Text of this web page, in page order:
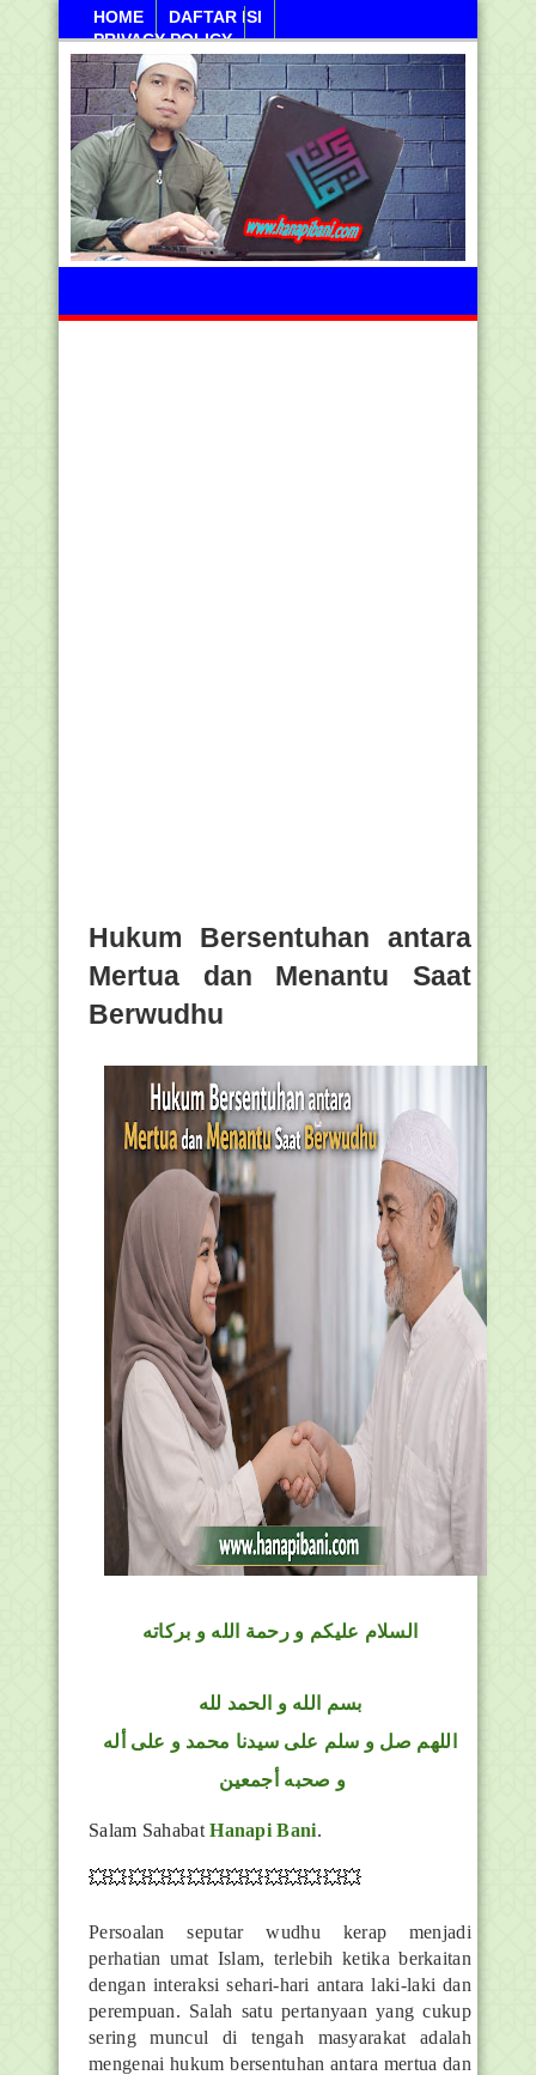
HOME
DAFTAR ISI
PRIVACY POLICY
Sabtu, 08 Agustus 2026
Hukum Bersentuhan antara
Mertua dan Menantu Saat
Berwudhu
السلام عليكم و رحمة الله و بركاته
بسم الله و الحمد لله
اللهم صل و سلم على سيدنا محمد و على أله
و صحبه أجمعين
Salam SahabatHanapi Bani.
💥💥💥💥💥💥💥💥💥💥💥💥💥💥
Persoalan seputar wudhu kerap menjadi
perhatian umat Islam, terlebih ketika berkaitan
dengan interaksi sehari-hari antara laki-laki dan
perempuan. Salah satu pertanyaan yang cukup
sering muncul di tengah masyarakat adalah
mengenai hukum bersentuhan antara mertua dan